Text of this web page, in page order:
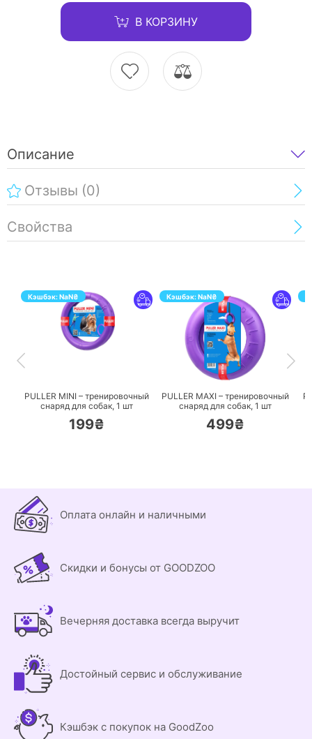
В КОРЗИНУ
Описание
Отзывы (0)
Свойства
Кэшбэк:NaN₴
PULLER MINI – тренировочный
снаряд для собак, 1 шт
199₴
Кэшбэк:NaN₴
ПЕРЕЙТИ
PULLER MAXI – тренировочный
снаряд для собак, 1 шт
499₴
Оплата онлайн и наличными
Скидки и бонусы от GOODZOO
Вечерняя доставка всегда выручит
Достойный сервис и обслуживание
Кэшбэк с покупок на GoodZoo